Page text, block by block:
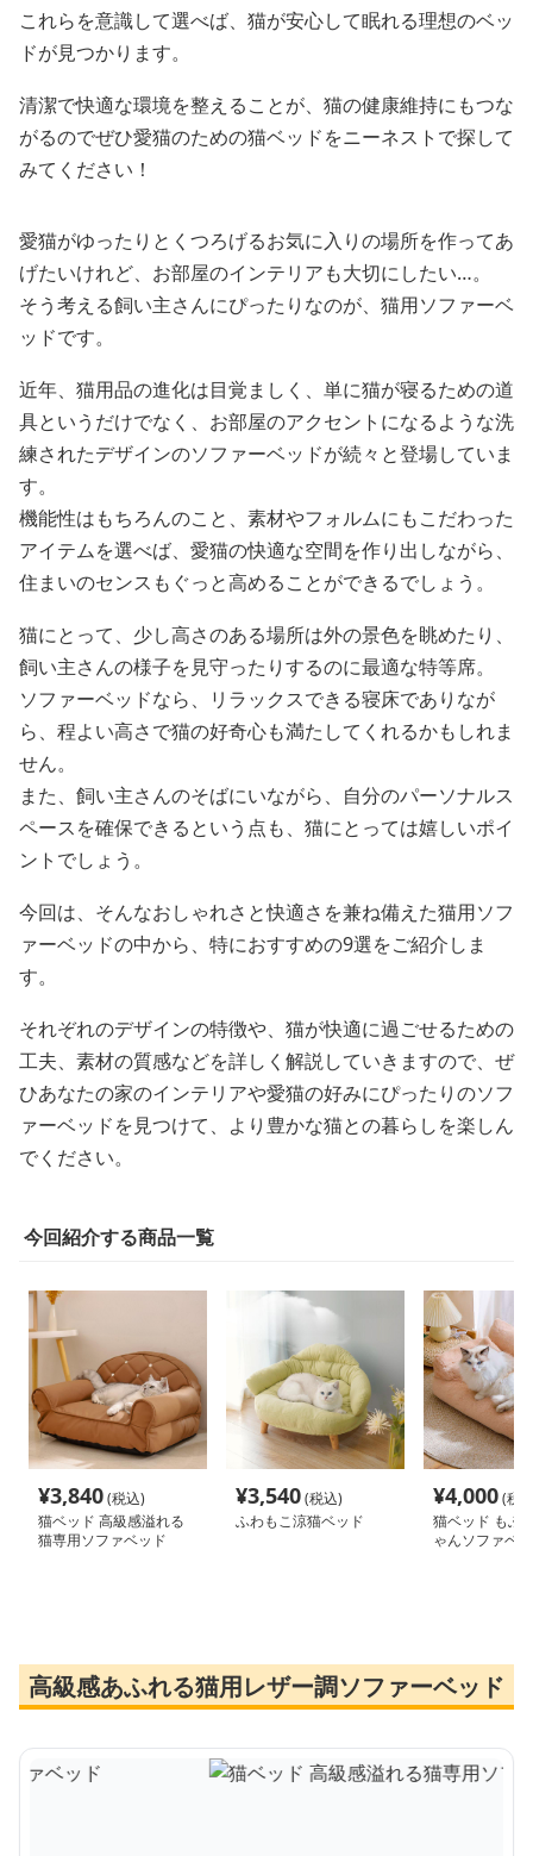
これらを意識して選べば、猫が安心して眠れる理想のベッ
ドが見つかります。
清潔で快適な環境を整えることが、猫の健康維持にもつな
がるのでぜひ愛猫のための猫ベッドをニーネストで探して
みてください！
愛猫がゆったりとくつろげるお気に入りの場所を作ってあ
げたいけれど、お部屋のインテリアも大切にしたい…。
そう考える飼い主さんにぴったりなのが、猫用ソファーベ
ッドです。
近年、猫用品の進化は目覚ましく、単に猫が寝るための道
具というだけでなく、お部屋のアクセントになるような洗
練されたデザインのソファーベッドが続々と登場していま
す。
機能性はもちろんのこと、素材やフォルムにもこだわった
アイテムを選べば、愛猫の快適な空間を作り出しながら、
住まいのセンスもぐっと高めることができるでしょう。
猫にとって、少し高さのある場所は外の景色を眺めたり、
飼い主さんの様子を見守ったりするのに最適な特等席。
ソファーベッドなら、リラックスできる寝床でありなが
ら、程よい高さで猫の好奇心も満たしてくれるかもしれま
せん。
また、飼い主さんのそばにいながら、自分のパーソナルス
ペースを確保できるという点も、猫にとっては嬉しいポイ
ントでしょう。
今回は、そんなおしゃれさと快適さを兼ね備えた猫用ソフ
ァーベッドの中から、特におすすめの9選をご紹介しま
す。
それぞれのデザインの特徴や、猫が快適に過ごせるための
工夫、素材の質感などを詳しく解説していきますので、ぜ
ひあなたの家のインテリアや愛猫の好みにぴったりのソフ
ァーベッドを見つけて、より豊かな猫との暮らしを楽しん
でください。
今回紹介する商品一覧
¥3,840(税込)
猫ベッド 高級感溢れる
猫専用ソファベッド
¥3,540(税込)
ふわもこ涼猫ベッド
¥4,000(税
猫ベッド もふ
ゃんソファベ
高級感あふれる猫用レザー調ソファーベッド